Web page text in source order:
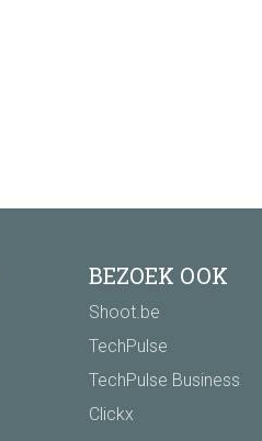
BEZOEK OOK
Shoot.be
TechPulse
TechPulse Business
Clickx